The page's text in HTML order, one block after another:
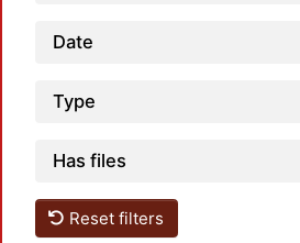
Date
Type
Has files
Reset filters